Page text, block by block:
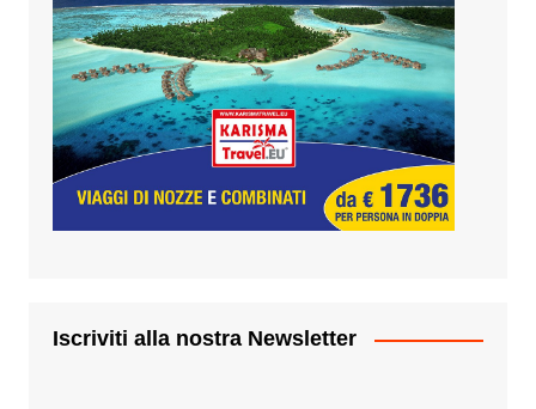
Iscriviti alla nostra Newsletter